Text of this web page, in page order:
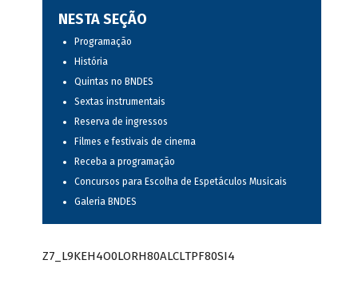
NESTA SEÇÃO
Programação
História
Quintas no BNDES
Sextas instrumentais
Reserva de ingressos
Filmes e festivais de cinema
Receba a programação
Concursos para Escolha de Espetáculos Musicais
Galeria BNDES
Z7_L9KEH4O0LORH80ALCLTPF80SI4